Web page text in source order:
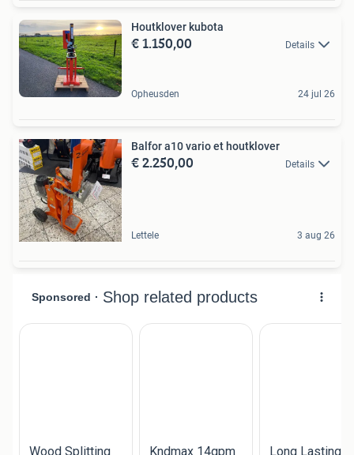
Houtklover kubota
€ 1.150,00 Details
Opheusden 24 jul 26
Balfor a10 vario et houtklover
€ 2.250,00 Details
Lettele 3 aug 26